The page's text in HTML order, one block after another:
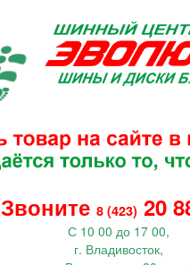
Звоните 8 (423) 20
С 10 00 до 17 00,
г. Владивосток,